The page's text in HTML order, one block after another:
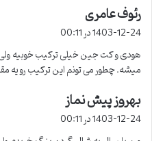
رئوف عامری ف
ت
:
1403-12-24 در 00:11
هودی و کت جین خیلی ترکیب خوبیه
میشه. چطور می تونم این ترکیب رو یه
بهروز پیش نمازف
1403-12-24 در 00:11